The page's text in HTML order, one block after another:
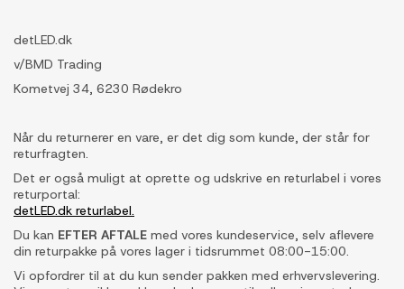
detLED.dk
v/BMD Trading
Kometvej 34, 6230 Rødekro
Når du returnerer en vare, er det dig som kunde, der står for
returfragten.
Det er også muligt at oprette og udskrive en returlabel i vores
returportal:
detLED.dk returlabel.
Du kan EFTER AFTALE med vores kundeservice, selv aflevere
din returpakke på vores lager i tidsrummet 08:00-15:00.
Vi opfordrer til at du kun sender pakken med erhvervslevering.